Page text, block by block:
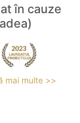
în cauze
mai multe >>